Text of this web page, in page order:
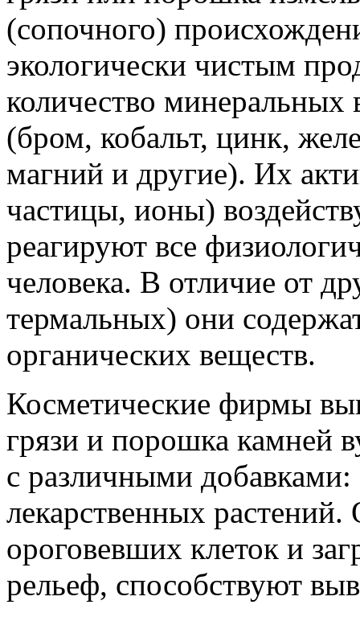
(сопочного)
экологически чистым
количество минеральных
(бром, кобальт, цинк,
магний и другие). Их
частицы, ионы)
реагируют все
человека. В отличие от
термальных) они
органических веществ.
Косметические фирмы
грязи и порошка камней
с различными добавками:
лекарственных
ороговевших клеток и
рельеф, способствуют